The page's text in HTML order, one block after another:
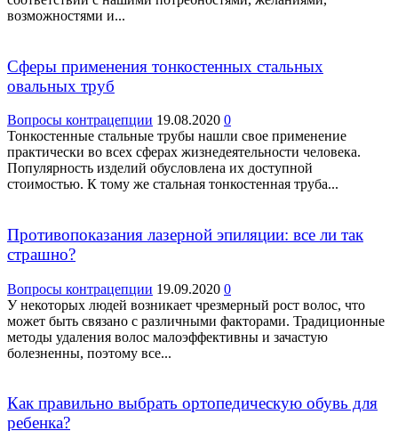
возможностями и...
Сферы применения тонкостенных стальных
овальных труб
Вопросы контрацепции 19.08.2020 0
Тонкостенные стальные трубы нашли свое применение
практически во всех сферах жизнедеятельности человека.
Популярность изделий обусловлена их доступной
стоимостью. К тому же стальная тонкостенная труба...
Противопоказания лазерной эпиляции: все ли так
страшно?
Вопросы контрацепции 19.09.2020 0
У некоторых людей возникает чрезмерный рост волос, что
может быть связано с различными факторами. Традиционные
методы удаления волос малоэффективны и зачастую
болезненны, поэтому все...
Как правильно выбрать ортопедическую обувь для
ребенка?